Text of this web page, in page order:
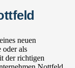
neuen
oder als
der richtigen